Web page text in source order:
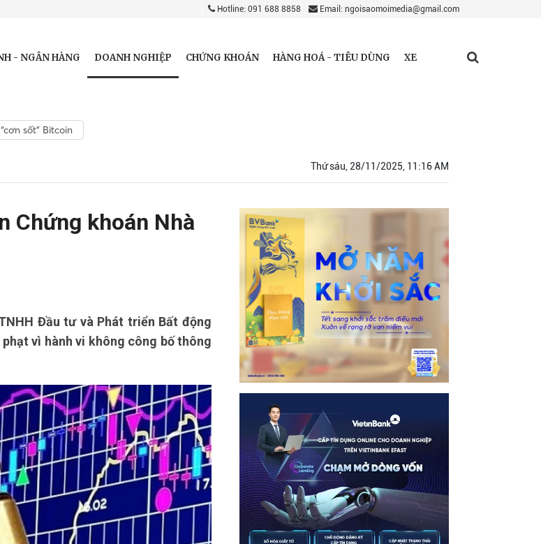
Hotline: 091 688 8858 Email: ngoisaomoimedia@gmail.com
- NGÂN HÀNG DOANH NGHIỆP CHỨNG KHOÁN HÀNG HOÁ - TIÊU DÙNG XE
sốt” Bitcoin
Thứ sáu, 28/11/2025, 11:16 AM
Chứng khoán Nhà
Đầu tư và Phát triển Bất động
vì hành vi không công bố thông